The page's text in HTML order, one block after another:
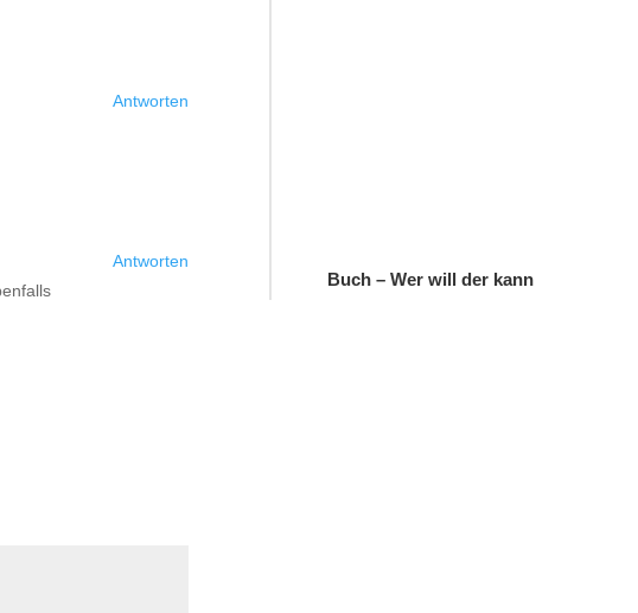
Antworten
Antworten
Buch – Wer will der kann